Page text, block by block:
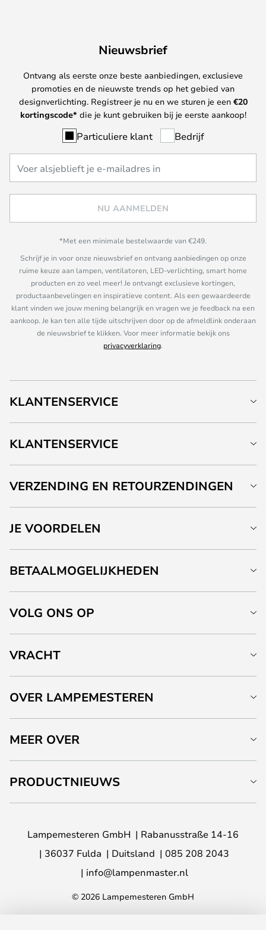
Nieuwsbrief
Ontvang als eerste onze beste aanbiedingen, exclusieve
promoties en de nieuwste trends op het gebied van
designverlichting. Registreer je nu en we sturen je een €20
kortingscode* die je kunt gebruiken bij je eerste aankoop!
Particuliere klant Bedrijf
NU AANMELDEN
*Met een minimale bestelwaarde van €249.
Schrijf je in voor onze nieuwsbrief en ontvang aanbiedingen op onze
ruime keuze aan lampen, ventilatoren, LED-verlichting, smart home
producten en zo veel meer! Je ontvangt exclusieve kortingen,
productaanbevelingen en inspiratieve content. Als een gewaardeerde
klant vinden we jouw mening belangrijk en vragen we je feedback na een
aankoop. Je kan ten alle tijde uitschrijven door op de afmeldlink onderaan
de nieuwsbrief te klikken. Voor meer informatie bekijk ons
privacyverklaring.
KLANTENSERVICE
KLANTENSERVICE
VERZENDING EN RETOURZENDINGEN
JE VOORDELEN
BETAALMOGELIJKHEDEN
VOLG ONS OP
VRACHT
OVER LAMPEMESTEREN
MEER OVER
PRODUCTNIEUWS
Lampemesteren GmbH
Rabanusstraße 14-16
36037 Fulda
Duitsland
085 208 2043
info@lampenmaster.nl
© 2026 Lampemesteren GmbH